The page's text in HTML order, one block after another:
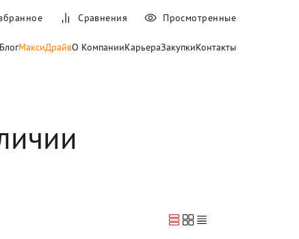
БлогМаксиДрайвО КомпанииКарьераЗакупкиКонтакты
Сравнения Просмотренные